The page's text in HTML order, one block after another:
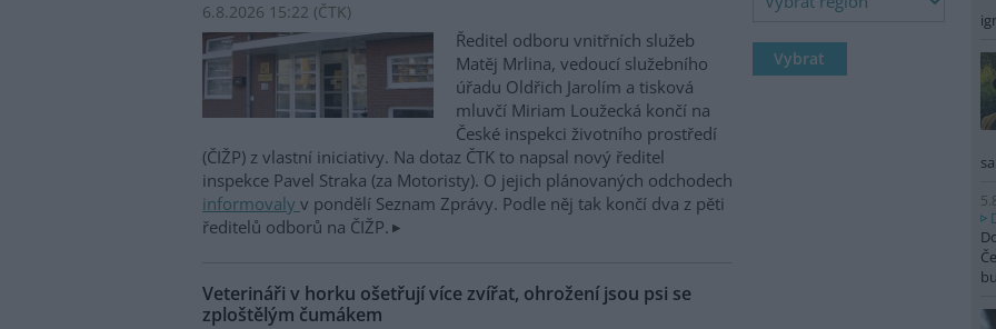
6.8.2026 15:22 (ČTK)
Ředitel odboru vnitřních služeb
Matěj Mrlina, vedoucí služebního
úřadu Oldřich Jarolím a tisková
mluvčí Miriam Loužecká končí na
České inspekci životního prostředí
(ČIŽP) z vlastní iniciativy. Na dotaz ČTK to napsal nový ředitel
inspekce Pavel Straka (za Motoristy). O jejich plánovaných odchodech
informovaly v pondělí Seznam Zprávy. Podle něj tak končí dva z pěti
ředitelů odborů na ČIŽP.
Veterináři v horku ošetřují více zvířat, ohrožení jsou psi se
zploštělým čumákem